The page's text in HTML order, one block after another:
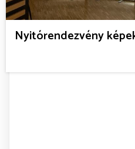
Nyitórendezvény